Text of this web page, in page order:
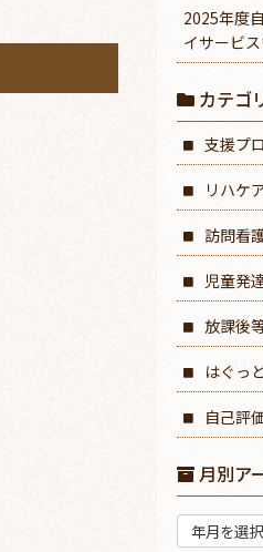
2025年度
イサービ
カテゴ
支援プ
リハケ
訪問看
児童発
放課後
はぐっと
自己評
月別ア